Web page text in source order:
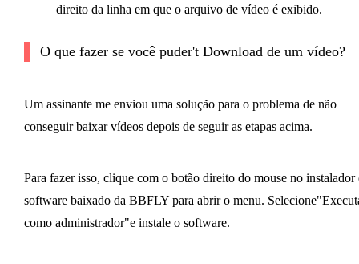
direito da linha em que o arquivo de vídeo é exibido.
O que fazer se você puder't Download de um vídeo?
Um assinante me enviou uma solução para o problema de não
conseguir baixar vídeos depois de seguir as etapas acima.
Para fazer isso, clique com o botão direito do mouse no instalador
software baixado da BBFLY para abrir o menu.
como administrador"e instale o software.